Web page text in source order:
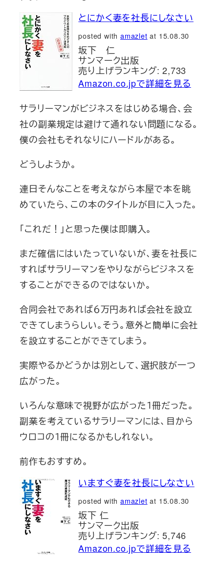
とにかく妻を社長にしなさい
posted with amazlet at 15.08.30
坂下 仁
サンマーク出版
売り上げランキング: 2,733
Amazon.co.jpで詳細を見る
サラリーマンがビジネスをはじめる場合、会
社の副業規定は避けて通れない問題になる。
僕の会社もそれなりにハードルがある。
どうしようか。
連日そんなことを考えながら本屋で本を眺
めていたら、この本のタイトルが目に入った。
「これだ！」と思った僕は即購入。
まだ確信にはいたっていないが、妻を社長に
すればサラリーマンをやりながらビジネスを
することができるのではないか。
合同会社であれば６万円あれば会社を設立
できてしまうらしい。そう。意外と簡単に会社
を設立することができてしまう。
実際やるかどうかは別として、選択肢が一つ
広がった。
いろんな意味で視野が広がった１冊だった。
副業を考えているサラリーマンには、目から
ウロコの１冊になるかもしれない。
前作もおすすめ。
いますぐ妻を社長にしなさい
posted with amazlet at 15.08.30
坂下 仁
サンマーク出版
売り上げランキング: 5,746
Amazon.co.jpで詳細を見る